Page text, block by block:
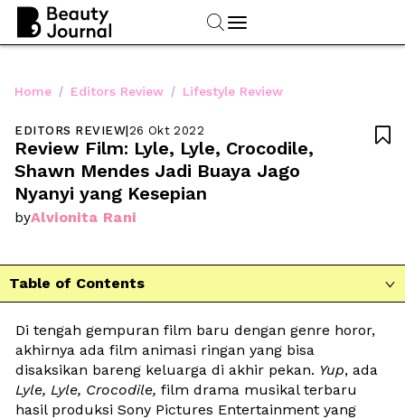
Home / Editors Review / Lifestyle Review
EDITORS REVIEW|26 Okt 2022
Review Film: Lyle, Lyle, Crocodile,
Shawn Mendes Jadi Buaya Jago
Nyanyi yang Kesepian
byAlvionita Rani

Table of Contents 
Di tengah gempuran film baru dengan genre horor,
akhirnya ada film animasi ringan yang bisa
disaksikan bareng keluarga di akhir pekan. Yup
Lyle, Lyle, Crocodile, film drama musikal terbaru
hasil produksi Sony Pictures Entertainment yang